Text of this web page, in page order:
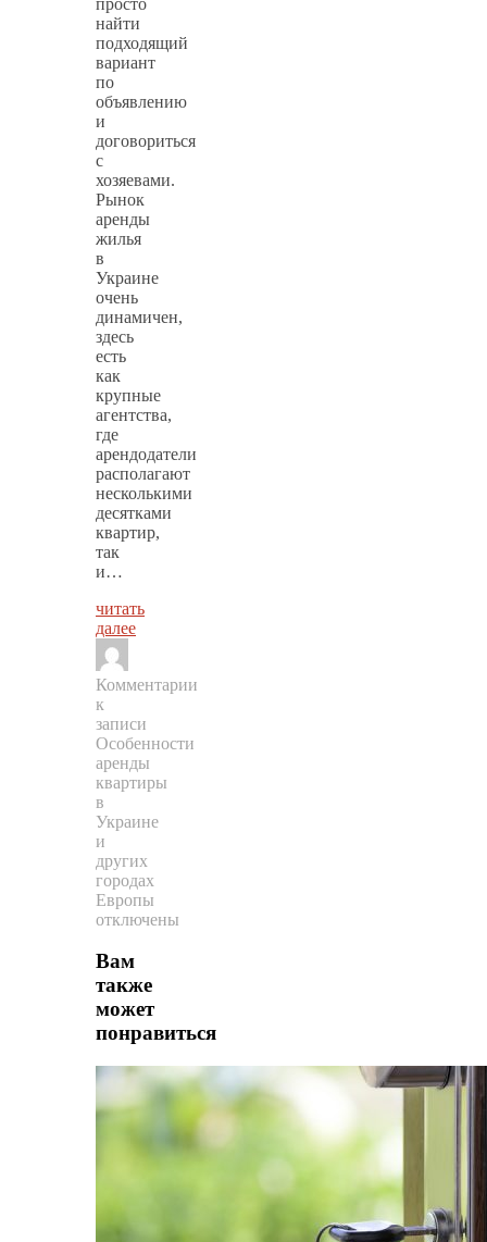
найти
подходящий
вариант
по
объявлению
и
договориться
с
хозяевами.
Рынок
аренды
жилья
в
Украине
очень
динамичен,
здесь
есть
как
крупные
агентства,
где
арендодатели
располагают
несколькими
десятками
квартир,
так
и…
читать
далее
Комментарии
к
записи
Особенности
аренды
квартиры
в
Украине
и
других
городах
Европы
отключены
Вам
также
может
понравиться